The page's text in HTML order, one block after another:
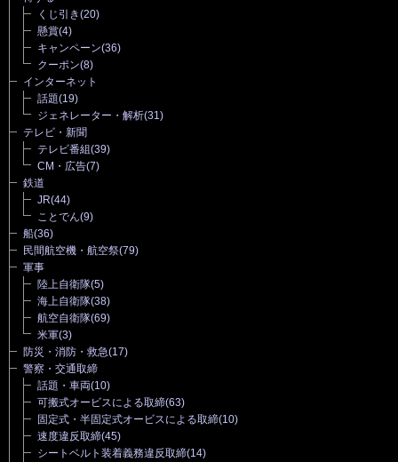
くじ引き(20)
懸賞(4)
キャンペーン(36)
クーポン(8)
インターネット
話題(19)
ジェネレーター・解析(31)
テレビ・新聞
テレビ番組(39)
CM・広告(7)
鉄道
JR(44)
ことでん(9)
船(36)
民間航空機・航空祭(79)
軍事
陸上自衛隊(5)
海上自衛隊(38)
航空自衛隊(69)
米軍(3)
防災・消防・救急(17)
警察・交通取締
話題・車両(10)
可搬式オービスによる取締(63)
固定式・半固定式オービスによる取締(10)
速度違反取締(45)
シートベルト装着義務違反取締(14)